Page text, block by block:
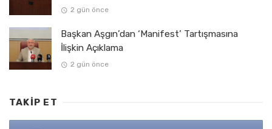
2 gün önce
Başkan Aşgın’dan ‘Manifest’ Tartışmasına
İlişkin Açıklama
2 gün önce
TAKIP ET